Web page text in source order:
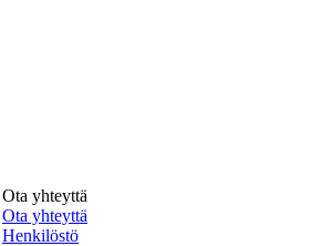
Ota yhteyttä
Ota yhteyttä
Henkilöstö